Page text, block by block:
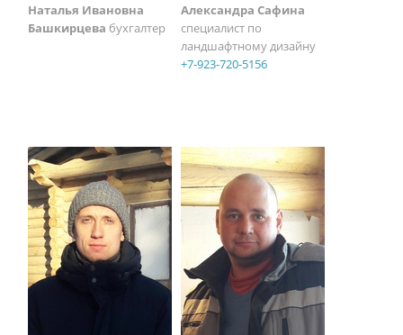
Наталья Ивановна
Башкирцева бухгалтер
Александра Сафина
специалист по
ландшафтному дизайну
+7-923-720-5156